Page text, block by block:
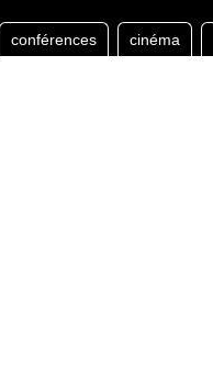
conférences cinéma